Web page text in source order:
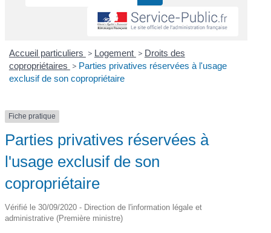
Accueil particuliers > Logement > Droits des
copropriétaires > Parties privatives réservées à l'usage
exclusif de son copropriétaire
Fiche pratique
Parties privatives réservées à
l'usage exclusif de son
copropriétaire
Vérifié le 30/09/2020 - Direction de l'information légale et
administrative (Première ministre)